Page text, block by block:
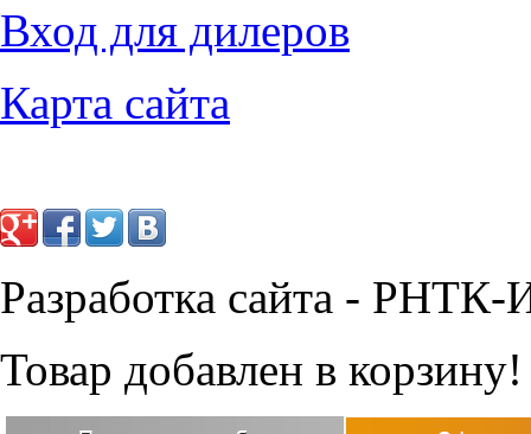
Вход для дилеров
Карта сайта
Разработка сайта - РНТК-
Товар добавлен в корзину!